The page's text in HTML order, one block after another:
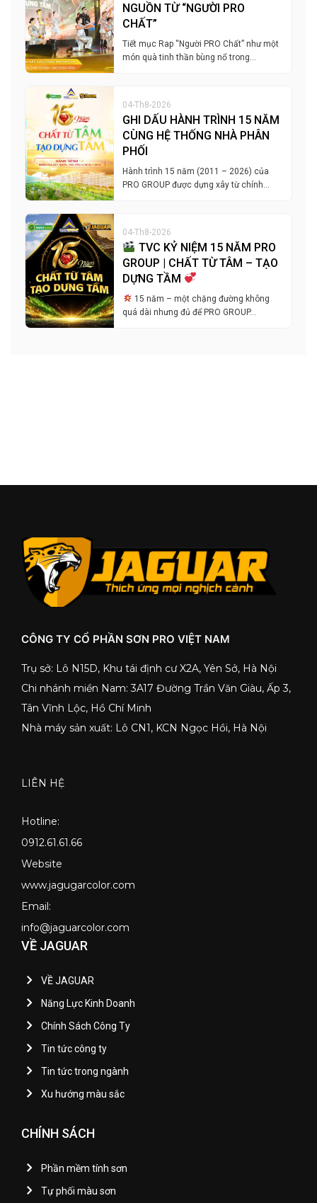
NGUỒN TỪ “NGƯỜI PRO
CHẤT”
Tiết mục Rap “Người PRO Chất” như một
món quà tinh thần bùng nổ trong…
04-Th8-2026
GHI DẤU HÀNH TRÌNH 15 NĂM
CÙNG HỆ THỐNG NHÀ PHÂN
PHỐI
Hành trình 15 năm (2011 – 2026) của
PRO GROUP được dựng xây từ chính…
04-Th8-2026
TVC KỶ NIỆM 15 NĂM PRO
GROUP | CHẤT TỪ TÂM – TẠO
DỰNG TẦM
15 năm – một chặng đường không
quá dài nhưng đủ để PRO GROUP…
CÔNG TY CỔ PHẦN SƠN PRO VIỆT NAM
Trụ sở: Lô N15D, Khu tái định cư X2A, Yên Sở, Hà Nội
Chi nhánh miền Nam: 3A17 Đường Trần Văn Giàu, Ấp 3,
Tân Vĩnh Lộc, Hồ Chí Minh
Nhà máy sản xuất: Lô CN1, KCN Ngọc Hồi, Hà Nội
LIÊN HỆ
Hotline:
0912.61.61.66
Website
www.jagugarcolor.com
Email:
info@jaguarcolor.com
VỀ JAGUAR
VỀ JAGUAR
Năng Lực Kinh Doanh
Chính Sách Công Ty
Tin tức công ty
Tin tức trong ngành
Xu hướng màu sắc
CHÍNH SÁCH
Phần mềm tính sơn
Tự phối màu sơn